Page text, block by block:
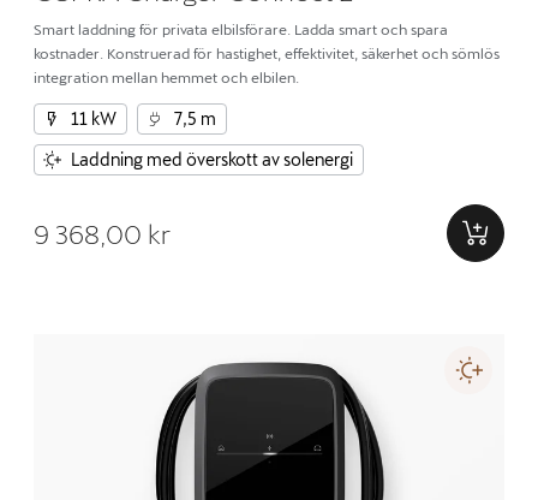
Smart laddning för privata elbilsförare. Ladda smart och spara
kostnader. Konstruerad för hastighet, effektivitet, säkerhet och sömlös
integration mellan hemmet och elbilen.
11 kW
7,5 m
Laddning med överskott av solenergi
9 368,00 kr